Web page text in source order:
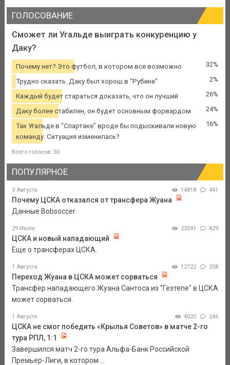
ГОЛОСОВАНИЕ
Сможет ли Угальде выиграть конкуренцию у
Даку?
Почему нет? Это футбол, в котором все возможно 32%
Трудно сказать. Даку был хорош в "Рубине" 2%
Каждый будет стараться доказать, что он лучший 26%
Даку более стабилен, он будет основным форвардом 24%
Так Угальде в "Спартаке" вроде бы подыскивали новую
команду. Ситуация изменилась?
16%
Всего голосов: 50
ПОПУЛЯРНОЕ
3 Августа 14818 441
Почему ЦСКА отказался от трансфера Жуана
Данные Bobsoccer.
29 Июля 23241 429
ЦСКА и новый нападающий
Еще о трансферах ЦСКА.
1 Августа 12722 258
Переход Жуана в ЦСКА может сорваться
Трансфер нападающего Жуана Сантоса из "Гезтепе" в ЦСКА
может сорваться.
1 Августа 4020 246
ЦСКА не смог победить «Крылья Советов» в матче 2-го
тура РПЛ, 1:1
Завершился матч 2-го тура Альфа-Банк Российской
Премьер-Лиги, в котором ...